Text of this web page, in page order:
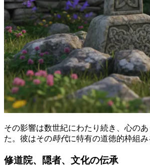
その影響は数世紀にわたり続き、心の
た。彼はその時代に特有の道徳的枠組み
修道院、隠者、文化の伝承